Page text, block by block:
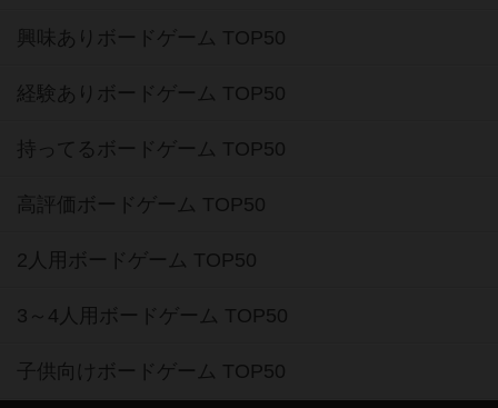
興味ありボードゲーム TOP50
経験ありボードゲーム TOP50
持ってるボードゲーム TOP50
高評価ボードゲーム TOP50
2人用ボードゲーム TOP50
3～4人用ボードゲーム TOP50
子供向けボードゲーム TOP50